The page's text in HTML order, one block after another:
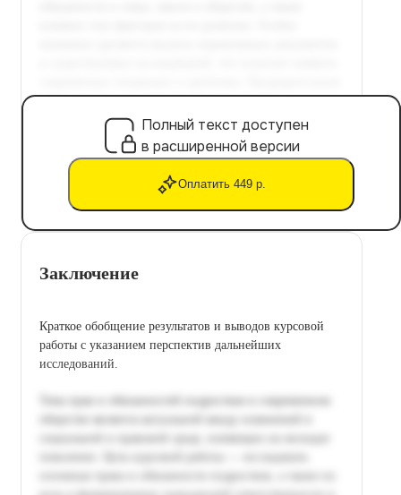
Полный текст доступен
в расширенной версии
Оплатить 449 р.
Заключение
Краткое обобщение результатов и выводов курсовой
работы с указанием перспектив дальнейших
исследований.